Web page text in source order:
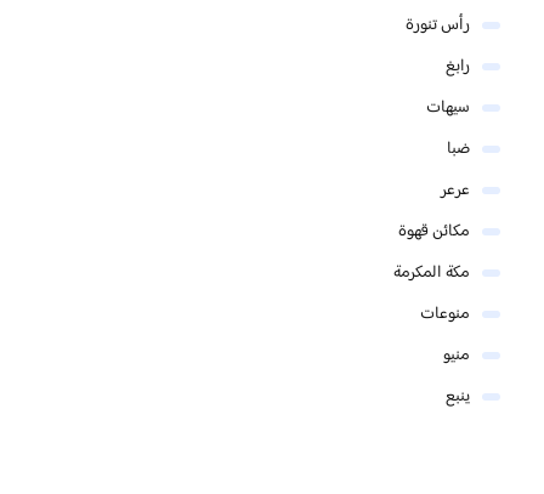
رأس تنورة
رابغ
سيهات
ضبا
عرعر
مكائن قهوة
مكة المكرمة
منوعات
منيو
ينبع